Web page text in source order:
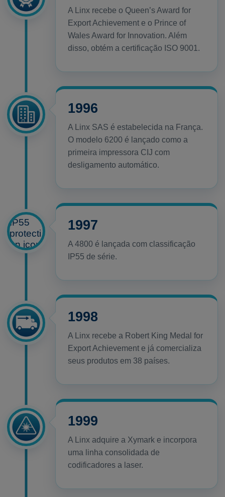
A Linx recebe o Queen’s Award for
Export Achievement e o Prince of
Wales Award for Innovation. Além
disso, obtém a certificação ISO 9001.
1996
A Linx SAS é estabelecida na França.
O modelo 6200 é lançado como a
primeira impressora CIJ com
desligamento automático.
1997
A 4800 é lançada com classificação
IP55 de série.
1998
A Linx recebe a Robert King Medal for
Export Achievement e já comercializa
seus produtos em 38 países.
1999
A Linx adquire a Xymark e incorpora
uma linha consolidada de
codificadores a laser.